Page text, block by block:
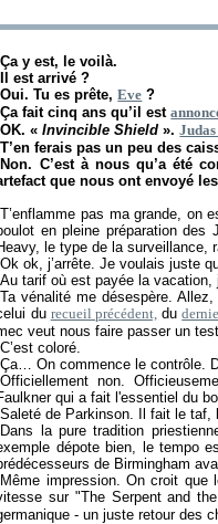
y est, le voilà.
est arrivé ?
Tu es prête,Eve ?
fait cinq ans qu’il est
«Invincible Shield ».
ferais pas un peu des
C’est à nous qu’a été
que nous ont envoyé
pas ma grande, on
en pleine préparation des
le type de la surveillance,
ok, j’arrête. Je voulais juste
tarif où est payée la
vénalité me désespère.
du recueil précédent,du
veut nous faire passer un
coloré.
On commence le contrôle.
non.
qui a fait l'essentiel du
de Parkinson. Il fait le taf,
la pure tradition
dépote bien, le tempo
de Birmingham
impression. On croit que
sur "The Serpent and
- un juste retour des